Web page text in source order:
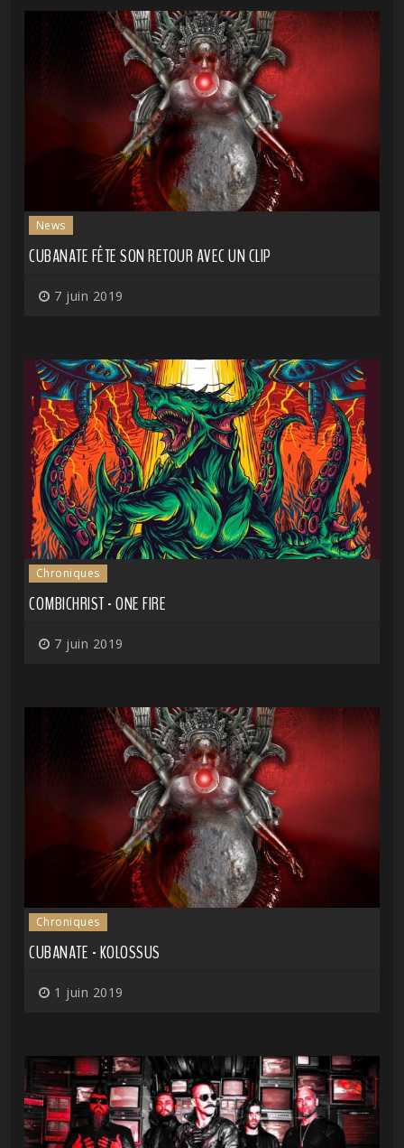
News
CUBANATE FÊTE SON RETOUR AVEC UN CLIP
7 juin 2019
Chroniques
COMBICHRIST - ONE FIRE
7 juin 2019
Chroniques
CUBANATE - KOLOSSUS
1 juin 2019